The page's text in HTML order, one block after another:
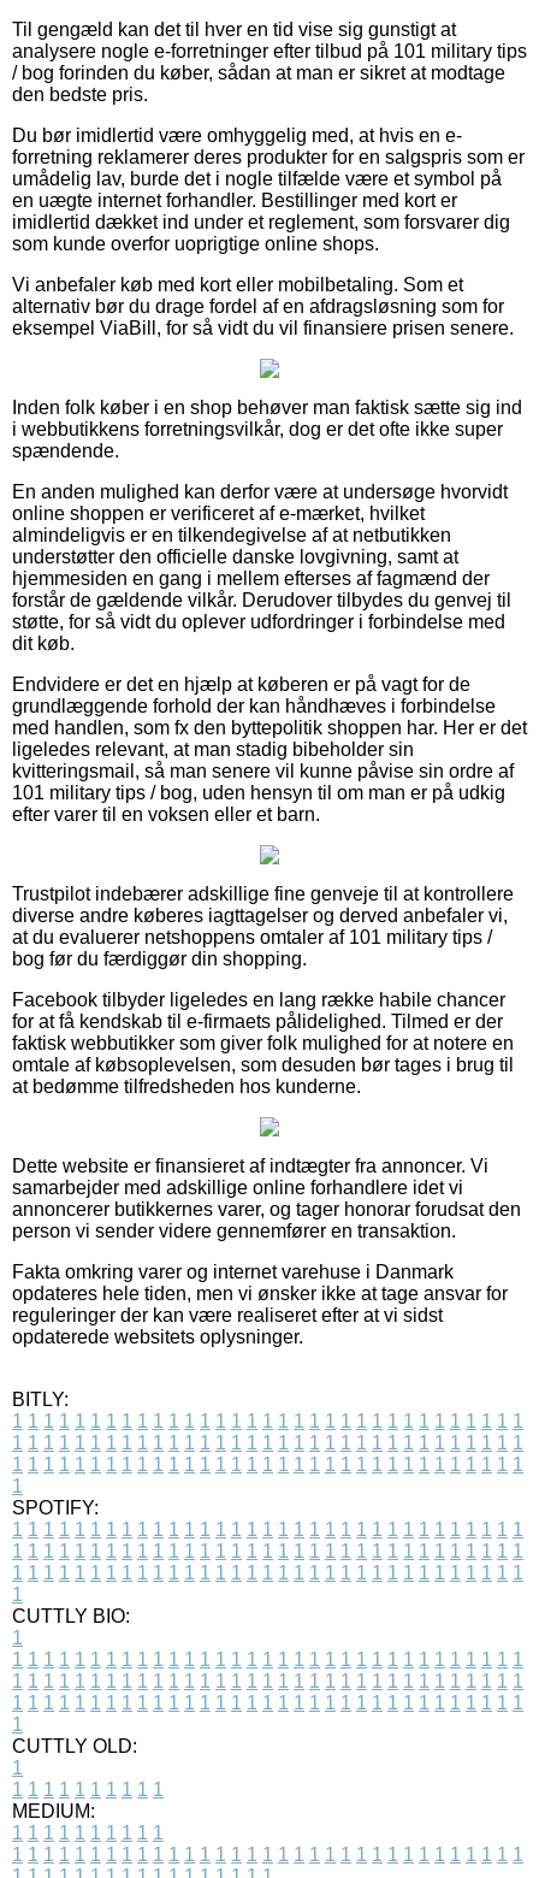
Til gengæld kan det til hver en tid vise sig gunstigt at
analysere nogle e-forretninger efter tilbud på 101 military tips
/ bog forinden du køber, sådan at man er sikret at modtage
den bedste pris.
Du bør imidlertid være omhyggelig med, at hvis en e-
forretning reklamerer deres produkter for en salgspris som er
umådelig lav, burde det i nogle tilfælde være et symbol på
en uægte internet forhandler. Bestillinger med kort er
imidlertid dækket ind under et reglement, som forsvarer dig
som kunde overfor uoprigtige online shops.
Vi anbefaler køb med kort eller mobilbetaling. Som et
alternativ bør du drage fordel af en afdragsløsning som for
eksempel ViaBill, for så vidt du vil finansiere prisen senere.
Inden folk køber i en shop behøver man faktisk sætte sig ind
i webbutikkens forretningsvilkår, dog er det ofte ikke super
spændende.
En anden mulighed kan derfor være at undersøge hvorvidt
online shoppen er verificeret af e-mærket, hvilket
almindeligvis er en tilkendegivelse af at netbutikken
understøtter den officielle danske lovgivning, samt at
hjemmesiden en gang i mellem efterses af fagmænd der
forstår de gældende vilkår. Derudover tilbydes du genvej til
støtte, for så vidt du oplever udfordringer i forbindelse med
dit køb.
Endvidere er det en hjælp at køberen er på vagt for de
grundlæggende forhold der kan håndhæves i forbindelse
med handlen, som fx den byttepolitik shoppen har. Her er det
ligeledes relevant, at man stadig bibeholder sin
kvitteringsmail, så man senere vil kunne påvise sin ordre af
101 military tips / bog, uden hensyn til om man er på udkig
efter varer til en voksen eller et barn.
Trustpilot indebærer adskillige fine genveje til at kontrollere
diverse andre køberes iagttagelser og derved anbefaler vi,
at du evaluerer netshoppens omtaler af 101 military tips /
bog før du færdiggør din shopping.
Facebook tilbyder ligeledes en lang række habile chancer
for at få kendskab til e-firmaets pålidelighed. Tilmed er der
faktisk webbutikker som giver folk mulighed for at notere en
omtale af købsoplevelsen, som desuden bør tages i brug til
at bedømme tilfredsheden hos kunderne.
Dette website er finansieret af indtægter fra annoncer. Vi
samarbejder med adskillige online forhandlere idet vi
annoncerer butikkernes varer, og tager honorar forudsat den
person vi sender videre gennemfører en transaktion.
Fakta omkring varer og internet varehuse i Danmark
opdateres hele tiden, men vi ønsker ikke at tage ansvar for
reguleringer der kan være realiseret efter at vi sidst
opdaterede websitets oplysninger.
BITLY:
1 1 1 1 1 1 1 1 1 1 1 1 1 1 1 1 1 1 1 1 1 1 1 1 1 1 1 1 1 1 1 1 1
1 1 1 1 1 1 1 1 1 1 1 1 1 1 1 1 1 1 1 1 1 1 1 1 1 1 1 1 1 1 1 1 1
1 1 1 1 1 1 1 1 1 1 1 1 1 1 1 1 1 1 1 1 1 1 1 1 1 1 1 1 1 1 1 1 1
1
SPOTIFY:
1 1 1 1 1 1 1 1 1 1 1 1 1 1 1 1 1 1 1 1 1 1 1 1 1 1 1 1 1 1 1 1 1
1 1 1 1 1 1 1 1 1 1 1 1 1 1 1 1 1 1 1 1 1 1 1 1 1 1 1 1 1 1 1 1 1
1 1 1 1 1 1 1 1 1 1 1 1 1 1 1 1 1 1 1 1 1 1 1 1 1 1 1 1 1 1 1 1 1
1
CUTTLY BIO:
1
1 1 1 1 1 1 1 1 1 1 1 1 1 1 1 1 1 1 1 1 1 1 1 1 1 1 1 1 1 1 1 1 1
1 1 1 1 1 1 1 1 1 1 1 1 1 1 1 1 1 1 1 1 1 1 1 1 1 1 1 1 1 1 1 1 1
1 1 1 1 1 1 1 1 1 1 1 1 1 1 1 1 1 1 1 1 1 1 1 1 1 1 1 1 1 1 1 1 1
1
CUTTLY OLD:
1
1 1 1 1 1 1 1 1 1 1
MEDIUM:
1 1 1 1 1 1 1 1 1 1
1 1 1 1 1 1 1 1 1 1 1 1 1 1 1 1 1 1 1 1 1 1 1 1 1 1 1 1 1 1 1 1 1